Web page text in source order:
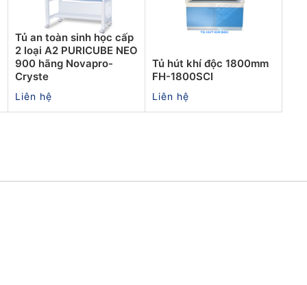
Tủ an toàn sinh học cấp
2 loại A2 PURICUBE NEO
900 hãng Novapro-
Cryste
Liên hệ
Tủ hút khí độc 1800mm
FH-1800SCI
Liên hệ